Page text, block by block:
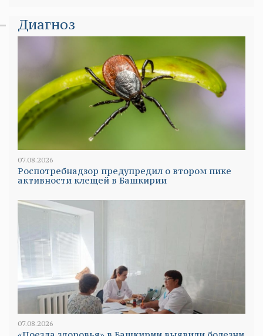
Диагноз
07.08.2026
Роспотребнадзор предупредил о втором пике
активности клещей в Башкирии
07.08.2026